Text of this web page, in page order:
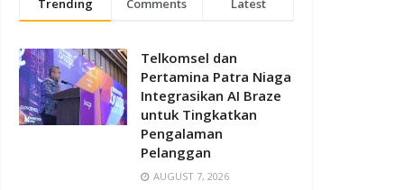
Telkomsel dan
Pertamina Patra Niaga
Integrasikan AI Braze
untuk Tingkatkan
Pengalaman
Pelanggan
AUGUST 7, 2026